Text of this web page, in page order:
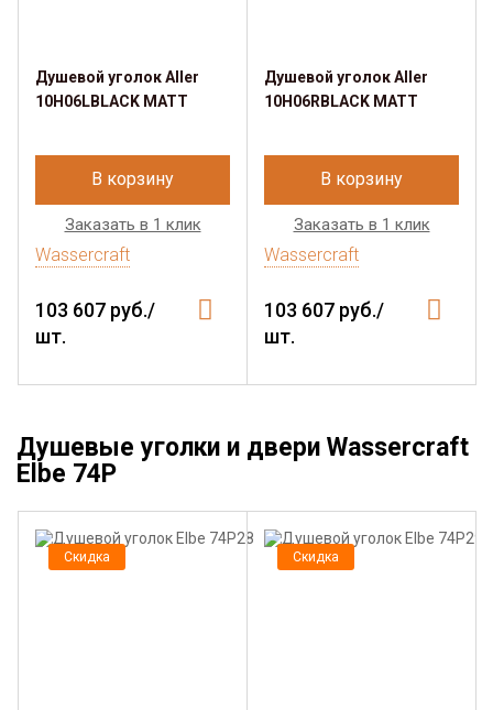
Душевой уголок Aller
10H06LBLACK MATT
В корзину
Заказать в 1 клик
Wassercraft
103 607 руб./
шт.
Душевой уголок Aller
10H06RBLACK MATT
В корзину
Заказать в 1 клик
Wassercraft
103 607 руб./
шт.
Душевые уголки и двери Wassercraft
Elbe 74P
Скидка Скидка